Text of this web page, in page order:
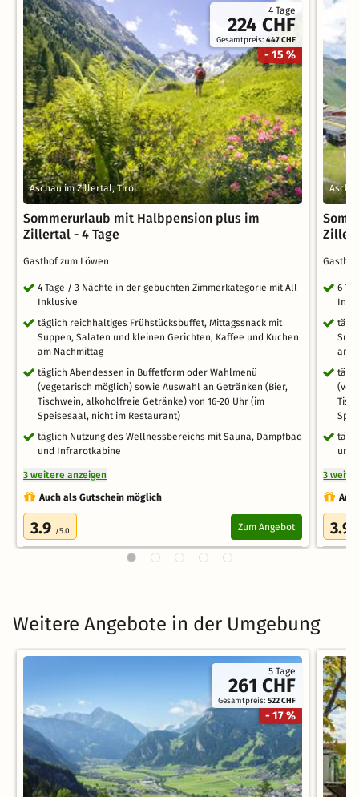
4 Tage
224 CHF
Gesamtpreis:447 CHF
- 15 %
Aschau im Zillertal, Tirol
Sommerurlaub mit Halbpension plus im
Zillertal - 4 Tage
Gasthof zum Löwen
4 Tage / 3 Nächte in der gebuchten Zimmerkategorie mit All
Inklusive
täglich reichhaltiges Frühstücksbuffet, Mittagssnack mit
Suppen, Salaten und kleinen Gerichten, Kaffee und Kuchen
am Nachmittag
täglich Abendessen in Buffetform oder Wahlmenü
(vegetarisch möglich) sowie Auswahl an Getränken (Bier,
Tischwein, alkoholfreie Getränke) von 16-20 Uhr (im
Speisesaal, nicht im Restaurant)
täglich Nutzung des Wellnessbereichs mit Sauna, Dampfbad
und Infrarotkabine
3 weitere anzeigen
Auch als Gutschein möglich
3.9 /5.0 Zum Angebot
6
am
und
3
3.9
Weitere Angebote in der Umgebung
5 Tage
261 CHF
Gesamtpreis:522 CHF
- 17 %